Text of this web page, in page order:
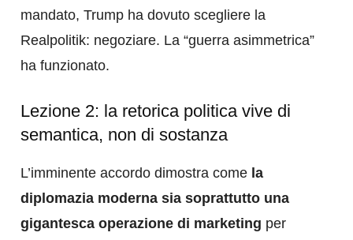
mandato, Trump ha dovuto scegliere la
Realpolitik: negoziare. La “guerra asimmetrica”
ha funzionato.
Lezione 2: la retorica politica vive di
semantica, non di sostanza
​L’imminente accordo dimostra come la
diplomazia moderna sia soprattutto una
gigantesca operazione di marketing per